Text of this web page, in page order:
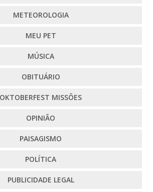
METEOROLOGIA
MEU PET
MÚSICA
OBITUÁRIO
OKTOBERFEST MISSÕES
OPINIÃO
PAISAGISMO
POLÍTICA
PUBLICIDADE LEGAL